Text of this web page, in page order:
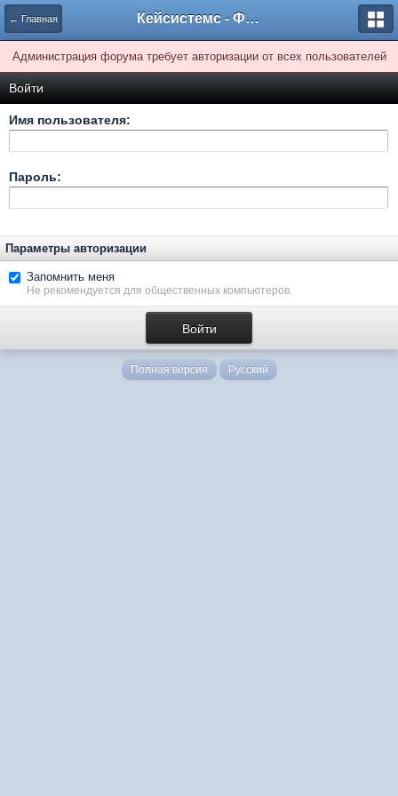
← Главная Кейсистемс - Форумы
Администрация форума требует авторизации от всех пользователей
Войти
Имя пользователя:
Пароль:
Параметры авторизации
Запомнить меня
Не рекомендуется для общественных компьютеров.
Полная версия Русский